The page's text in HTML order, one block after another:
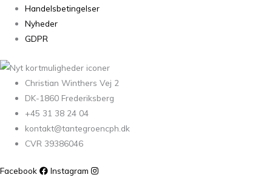
Handelsbetingelser
Nyheder
GDPR
Christian Winthers Vej 2
DK-1860 Frederiksberg
+45 31 38 24 04
kontakt@tantegroencph.dk
CVR 39386046
Facebook Instagram